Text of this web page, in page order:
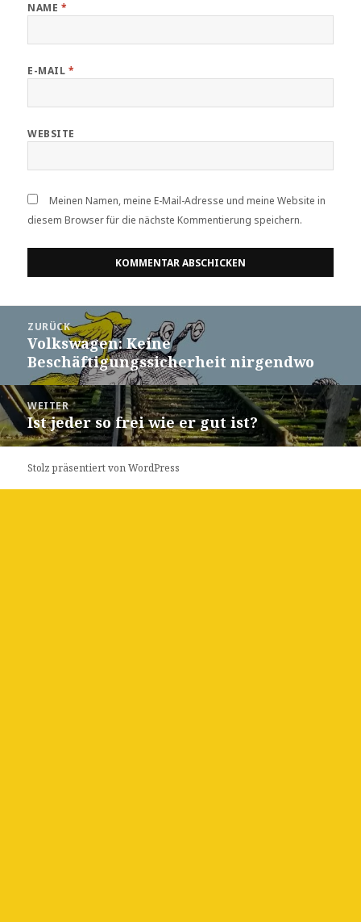
NAME *
E-MAIL *
WEBSITE
Meinen Namen, meine E-Mail-Adresse und meine Website in
diesem Browser für die nächste Kommentierung speichern.
Navigation
ZURÜCK
Vorheriger
Beitrag:
Volkswagen: Keine
Beschäftigungssicherheit nirgendwo
WEITER
Nächster
Beitrag:
Ist jeder so frei wie er gut ist?
Stolz präsentiert von WordPress